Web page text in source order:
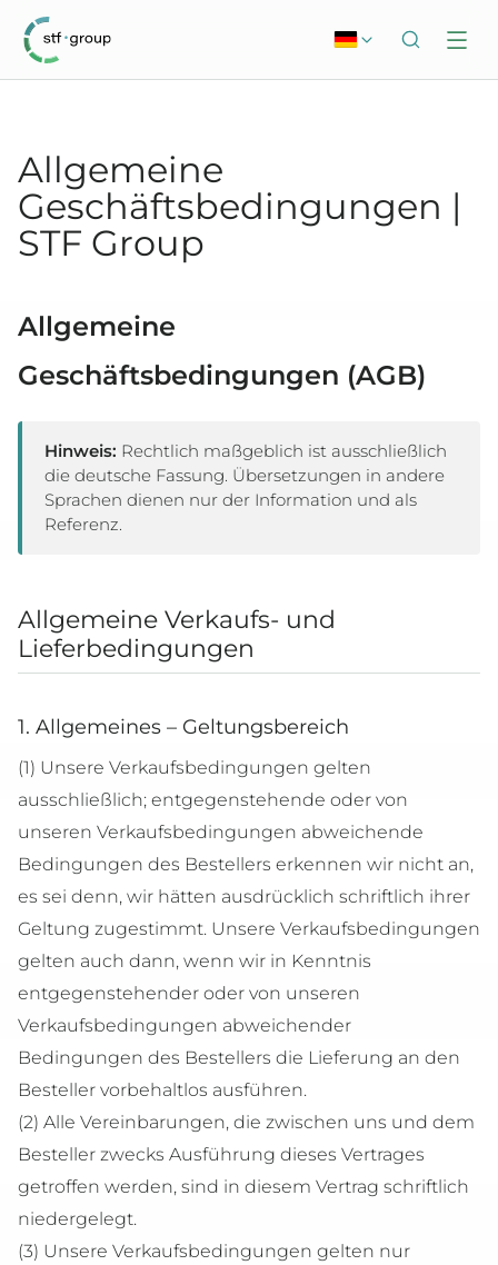
Allgemeine
Geschäftsbedingungen |
STF Group
Allgemeine
Geschäftsbedingungen (AGB)
Hinweis: Rechtlich maßgeblich ist ausschließlich
die deutsche Fassung. Übersetzungen in andere
Sprachen dienen nur der Information und als
Referenz.
Allgemeine Verkaufs- und
Lieferbedingungen
1. Allgemeines – Geltungsbereich
(1) Unsere Verkaufsbedingungen gelten
ausschließlich; entgegenstehende oder von
unseren Verkaufsbedingungen abweichende
Bedingungen des Bestellers erkennen wir nicht an,
es sei denn, wir hätten ausdrücklich schriftlich ihrer
Geltung zugestimmt. Unsere Verkaufsbedingungen
gelten auch dann, wenn wir in Kenntnis
entgegenstehender oder von unseren
Verkaufsbedingungen abweichender
Bedingungen des Bestellers die Lieferung an den
Besteller vorbehaltlos ausführen.
(2) Alle Vereinbarungen, die zwischen uns und dem
Besteller zwecks Ausführung dieses Vertrages
getroffen werden, sind in diesem Vertrag schriftlich
niedergelegt.
(3) Unsere Verkaufsbedingungen gelten nur